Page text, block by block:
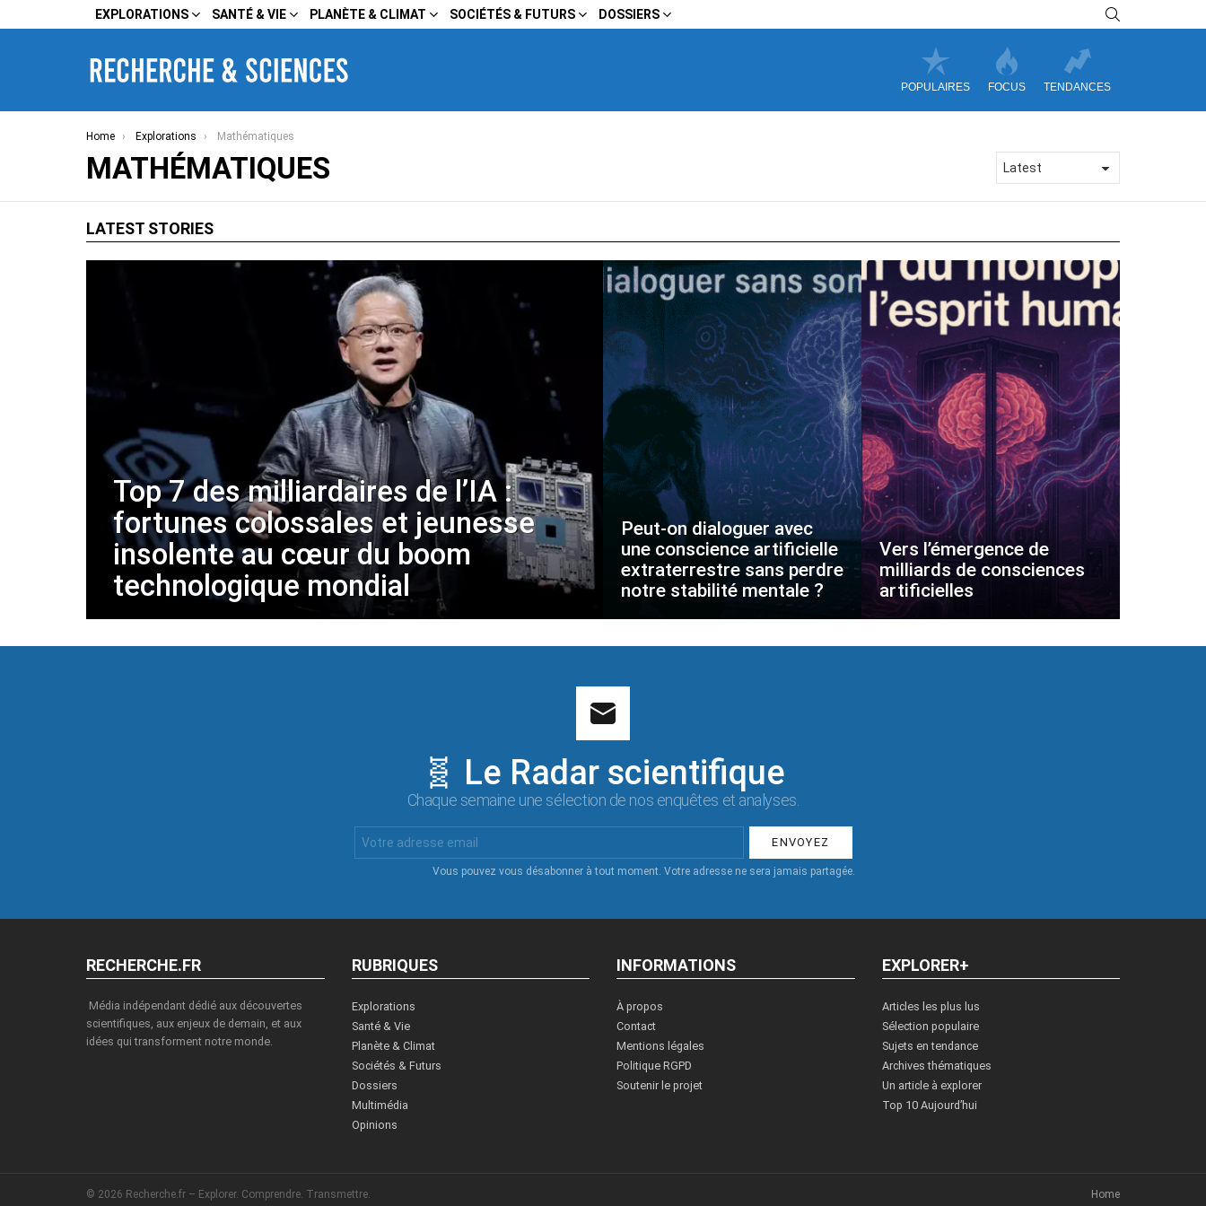
EXPLORATIONS SANTÉ & VIE PLANÈTE & CLIMAT SOCIÉTÉS & FUTURS DOSSIERS
POPULAIRES FOCUS TENDANCES
You are here:
Home Explorations Mathématiques
MATHÉMATIQUES
LATEST STORIES
Top 7 des milliardaires de l’IA :
fortunes colossales et jeunesse
insolente au cœur du boom
technologique mondial
Peut-on dialoguer avec
une conscience artificielle
extraterrestre sans perdre
notre stabilité mentale ?
Vers l’émergence de
milliards de consciences
artificielles
🧬 Le Radar scientifique
Chaque semaine une sélection de nos enquêtes et analyses.
Email
:
Vous pouvez vous désabonner à tout moment. Votre adresse ne sera jamais partagée.
RECHERCHE.FR
Média indépendant dédié aux découvertes
scientifiques, aux enjeux de demain, et aux
idées qui transforment notre monde.
RUBRIQUES
Explorations
Santé & Vie
Planète & Climat
Sociétés & Futurs
Dossiers
Multimédia
Opinions
INFORMATIONS
À propos
Contact
Mentions légales
Politique RGPD
Soutenir le projet
EXPLORER+
Articles les plus lus
Sélection populaire
Sujets en tendance
Archives thématiques
Un article à explorer
Top 10 Aujourd’hui
© 2026 Recherche.fr – Explorer. Comprendre. Transmettre. Home